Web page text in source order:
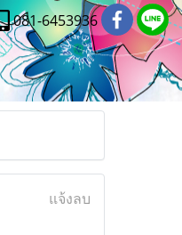
081-6453936
แจ้งลบ